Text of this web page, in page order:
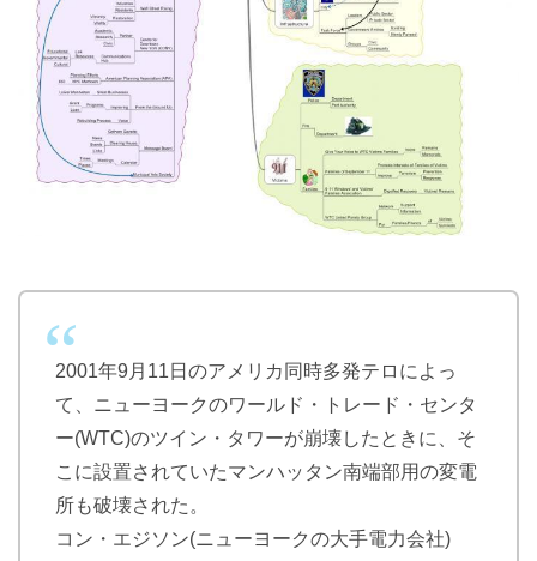
2001年9月11日のアメリカ同時多発テロによっ
て、ニューヨークのワールド・トレード・センタ
ー(WTC)のツイン・タワーが崩壊したときに、そ
こに設置されていたマンハッタン南端部用の変電
所も破壊された。
コン・エジソン(ニューヨークの大手電力会社)